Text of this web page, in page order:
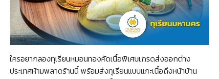
ใครอยากลองทุเรียนหมอนทองคัดเนื้อพิเศษเกรดส่งออกต่าง
ประเทศห้ามพลาดร้านนี้ พร้อมส่งทุเรียนแบบแกะเนื้อถึงหน้าบ้าน